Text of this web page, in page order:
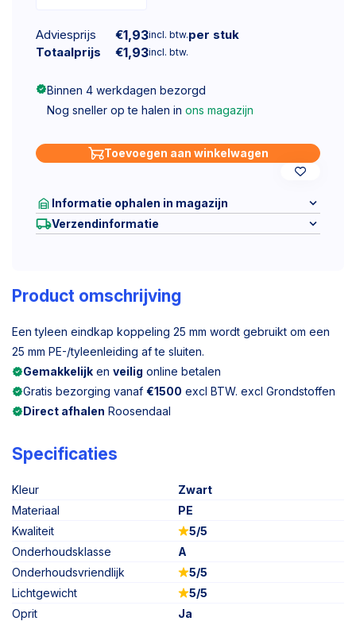
Adviesprijs €1,93incl. btw.per stuk
Totaalprijs
€1,93incl. btw.
Binnen 4 werkdagen bezorgd
Nog sneller op te halen in ons magazijn
Toevoegen aan winkelwagen
Informatie ophalen in magazijn
Verzendinformatie
Product omschrijving
Een tyleen eindkap koppeling 25 mm wordt gebruikt om een
25 mm PE-/tyleenleiding af te sluiten.
Gemakkelijk en veilig online betalen
Gratis bezorging vanaf €1500 excl BTW. excl Grondstoffen
Direct afhalen Roosendaal
Specificaties
Kleur
Zwart
Materiaal
PE
Kwaliteit
5/5
Onderhoudsklasse
A
Onderhoudsvriendlijk
5/5
Lichtgewicht
5/5
Oprit
Ja